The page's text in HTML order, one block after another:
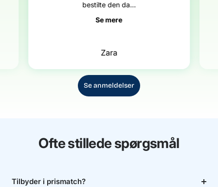
bestilte den da...
Se mere
Zara
Se anmeldelser
Ofte stillede spørgsmål
Tilbyder i prismatch?